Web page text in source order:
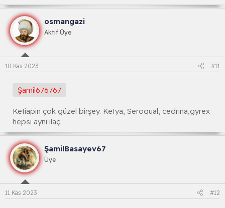
osmangazi
Aktif Üye
10 Kas 2023 #11
Şamil676767
Ketiapin çok güzel birşey. Ketya, Seroqual, cedrina,gyrex
hepsi aynı ilaç.
ŞamilBasayev67
Üye
11 Kas 2023 #12